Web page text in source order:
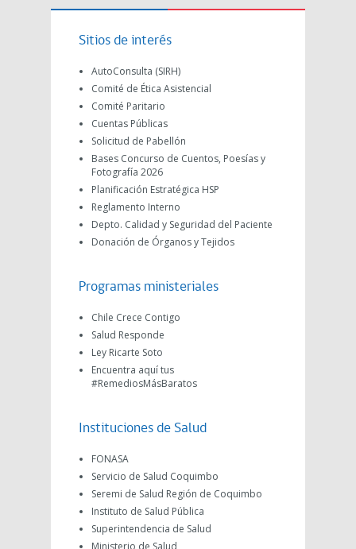
Sitios de interés
AutoConsulta (SIRH)
Comité de Ética Asistencial
Comité Paritario
Cuentas Públicas
Solicitud de Pabellón
Bases Concurso de Cuentos, Poesías y
Fotografía 2026
Planificación Estratégica HSP
Reglamento Interno
Depto. Calidad y Seguridad del Paciente
Donación de Órganos y Tejidos
Programas ministeriales
Chile Crece Contigo
Salud Responde
Ley Ricarte Soto
Encuentra aquí tus
#RemediosMásBaratos
Instituciones de Salud
FONASA
Servicio de Salud Coquimbo
Seremi de Salud Región de Coquimbo
Instituto de Salud Pública
Superintendencia de Salud